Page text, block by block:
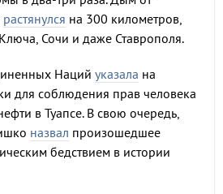
растянулся на 300 километров,
Сочи и даже Ставрополя.
Наций указала на
для соблюдения прав человека
в Туапсе. В свою очередь,
назвал произошедшее
бедствием в истории